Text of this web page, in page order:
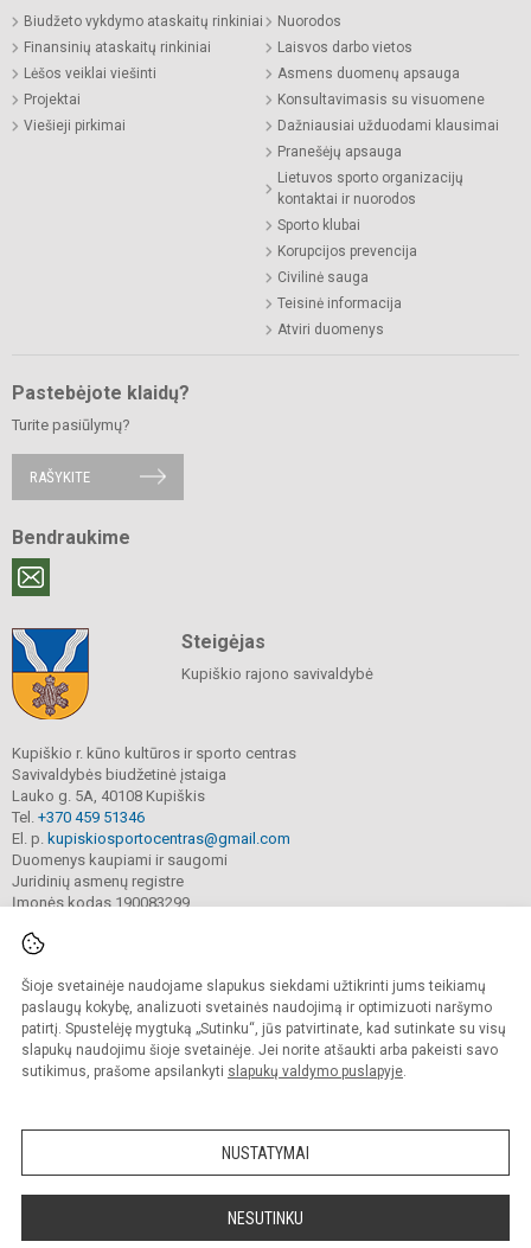
Šioje svetainėje naudojame slapukus siekdami užtikrinti jums teikiamų
paslaugų kokybę, analizuoti svetainės naudojimą ir optimizuoti naršymo
patirtį. Spustelėję mygtuką „Sutinku“, jūs patvirtinate, kad sutinkate su visų
slapukų naudojimu šioje svetainėje. Jei norite atšaukti arba pakeisti savo
sutikimus, prašome apsilankyti slapukų valdymo puslapyje.
NUSTATYMAI
NESUTINKU
Biudžeto vykdymo ataskaitų rinkiniai
Finansinių ataskaitų rinkiniai
Lėšos veiklai viešinti
Projektai
Viešieji pirkimai
Nuorodos
Laisvos darbo vietos
Asmens duomenų apsauga
Konsultavimasis su visuomene
Dažniausiai užduodami klausimai
Pranešėjų apsauga
Lietuvos sporto organizacijų
kontaktai ir nuorodos
Sporto klubai
Korupcijos prevencija
Civilinė sauga
Teisinė informacija
Atviri duomenys
Pastebėjote klaidų?
Turite pasiūlymų?
RAŠYKITE
Bendraukime
Steigėjas
Kupiškio rajono savivaldybė
Kupiškio r. kūno kultūros ir sporto centras
Savivaldybės biudžetinė įstaiga
Lauko g. 5A, 40108 Kupiškis
Tel. +370 459 51346
El. p. kupiskiosportocentras@gmail.com
Duomenys kaupiami ir saugomi
Juridinių asmenų registre
Įmonės kodas 190083299
© 2022. Kupiškio r. kūno kultūros ir sporto centras. Visos teisės saugomos.
Kopijuoti turinį be raštiško sutikimo griežtai draudžiama.
Prieinamumo paraiška Slapukų valdymas
Sumanus būdas atnaujinti